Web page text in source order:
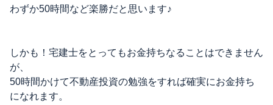
わずか50時間など楽勝だと思います♪
しかも！宅建士をとってもお金持ちなることはできません
が、
50時間かけて不動産投資の勉強をすれば確実にお金持ち
になれます。